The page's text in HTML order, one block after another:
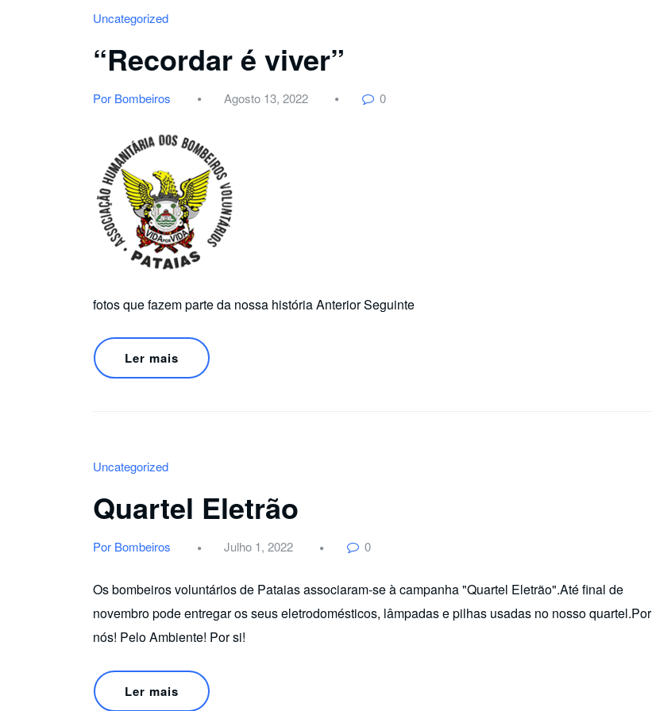
Uncategorized
“Recordar é viver”
Por Bombeiros Agosto 13, 2022 0
fotos que fazem parte da nossa história Anterior Seguinte
Ler mais
Uncategorized
Quartel Eletrão
Por Bombeiros Julho 1, 2022 0
Os bombeiros voluntários de Pataias associaram-se à campanha "Quartel Eletrão".Até final de
novembro pode entregar os seus eletrodomésticos, lâmpadas e pilhas usadas no nosso quartel.Por
nós! Pelo Ambiente! Por si!
Ler mais